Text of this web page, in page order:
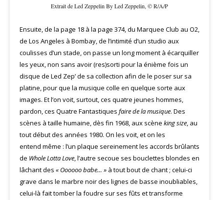
Extrait de Led Zeppelin By Led Zeppelin, © R/A/P
Ensuite, de la page 18 à la page 374, du Marquee Club au O2,
de Los Angeles à Bombay, de l’intimité d’un studio aux
coulisses d’un stade, on passe un long moment à écarquiller
les yeux, non sans avoir (res)sorti pour la énième fois un
disque de Led Zep’ de sa collection afin de le poser sur sa
platine, pour que la musique colle en quelque sorte aux
images. Et l’on voit, surtout, ces quatre jeunes hommes,
pardon, ces Quatre Fantastiques faire de la musique. Des
scènes à taille humaine, dès fin 1968, aux scène king size, au
tout début des années 1980. On les voit, et on les
entend même : l’un plaque sereinement les accords brûlants
de Whole Lotta Love, l’autre secoue ses bouclettes blondes en
lâchant des « Oooooo babe… » à tout bout de chant ; celui-ci
grave dans le marbre noir des lignes de basse inoubliables,
celui-là fait tomber la foudre sur ses fûts et transforme